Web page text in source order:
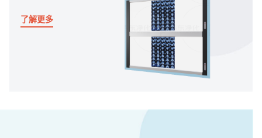
了解更多